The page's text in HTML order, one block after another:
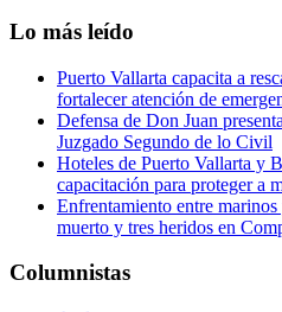
Lo más leído
Puerto Vallarta capacita a
fortalecer atención de
Defensa de Don Juan
Juzgado Segundo de lo Civil
Hoteles de Puerto Vallarta y
capacitación para proteger a
Enfrentamiento entre
muerto y tres heridos en
Columnistas